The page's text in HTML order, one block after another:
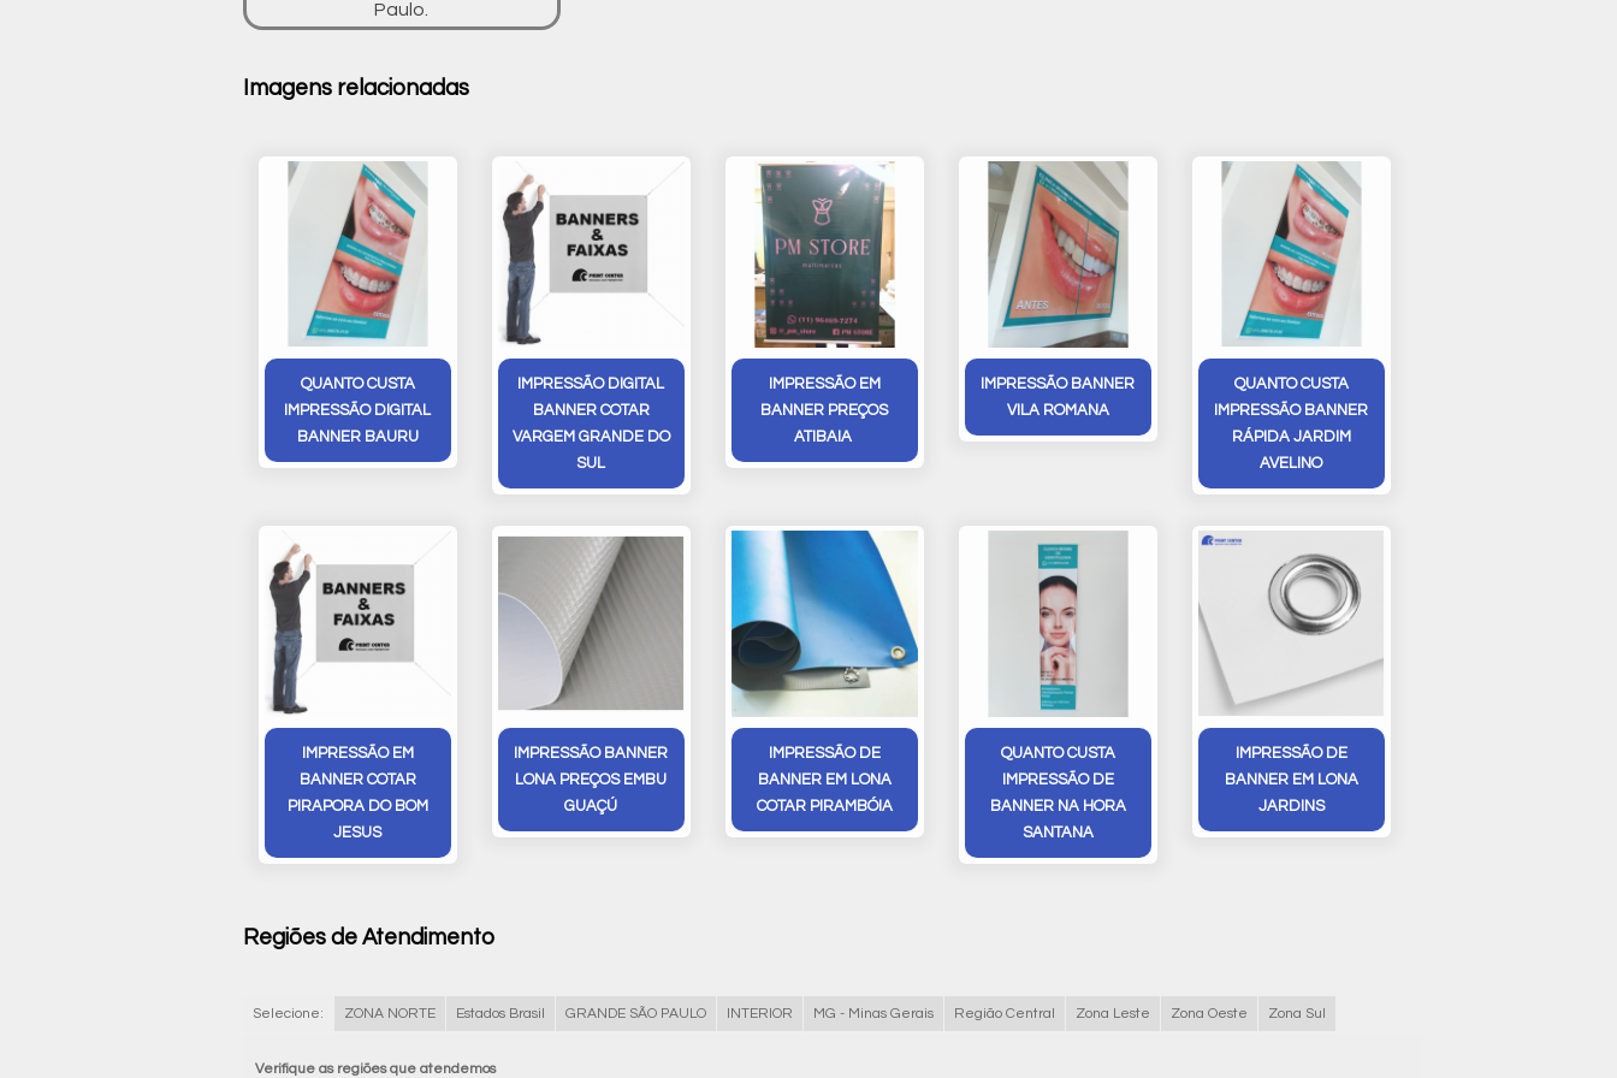
Paulo.
Imagens relacionadas
QUANTO CUSTA
IMPRESSÃO DIGITAL
BANNER BAURU
IMPRESSÃO DIGITAL
BANNER COTAR
VARGEM GRANDE DO
SUL
IMPRESSÃO EM
BANNER PREÇOS
ATIBAIA
IMPRESSÃO BANNER
VILA ROMANA
QUANTO CUSTA
IMPRESSÃO BANNER
RÁPIDA JARDIM
AVELINO
IMPRESSÃO EM
BANNER COTAR
PIRAPORA DO BOM
JESUS
IMPRESSÃO BANNER
LONA PREÇOS EMBU
GUAÇÚ
IMPRESSÃO DE
BANNER EM LONA
COTAR PIRAMBÓIA
QUANTO CUSTA
IMPRESSÃO DE
BANNER NA HORA
SANTANA
IMPRESSÃO DE
BANNER EM LONA
JARDINS
Regiões de Atendimento
Selecione: ZONA NORTE Estados Brasil GRANDE SÃO PAULO INTERIOR MG - Minas Gerais Região Central Zona Leste Zona Oeste Zona Sul
Verifique as regiões que atendemos